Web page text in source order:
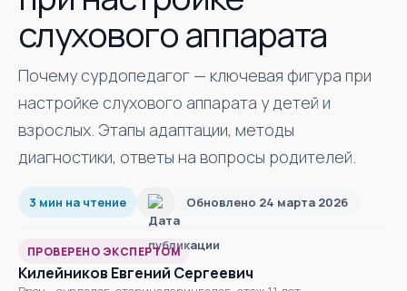
слухового аппарата
Почему сурдопедагог — ключевая фигура при
настройке слухового аппарата у детей и
взрослых. Этапы адаптации, методы
диагностики, ответы на вопросы родителей.
3 мин на чтение Обновлено 24 марта 2026
ПРОВЕРЕНО ЭКСПЕРТОМ
Килейников Евгений Сергеевич